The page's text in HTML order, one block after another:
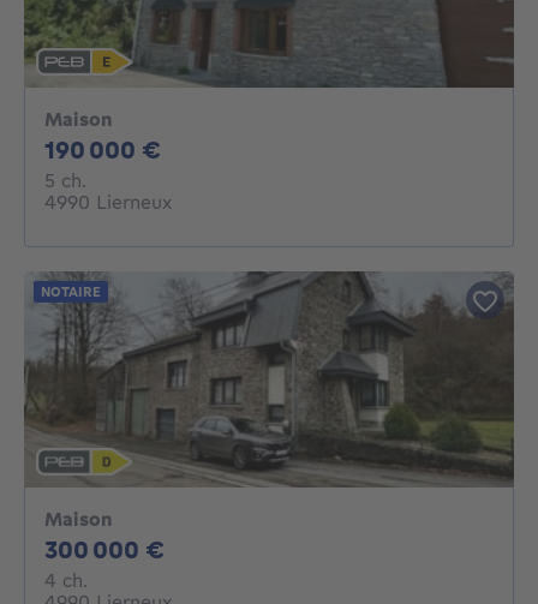
Maison
190 000 €
5 ch.
4990 Lierneux
Maison
300 000 €
4 ch.
NOTAIRE